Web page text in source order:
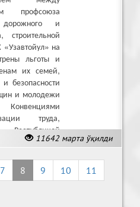
11642 марта ўқилди
профсоюза
дорожного и
строительной
«Узавтойул» на
льготы и
их семей,
безопасности
и молодежи
труда,
7 8 9 10
11